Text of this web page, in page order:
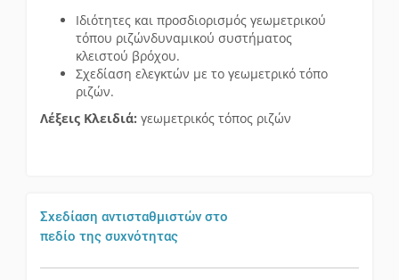
Ιδιότητες και προσδιορισμός γεωμετρικού
τόπου ριζώνδυναμικού συστήματος
κλειστού βρόχου.
Σχεδίαση ελεγκτών με το γεωμετρικό τόπο
ριζών.
Λέξεις Κλειδιά: γεωμετρικός τόπος ριζών
Σχεδίαση αντισταθμιστών στο
πεδίο της συχνότητας